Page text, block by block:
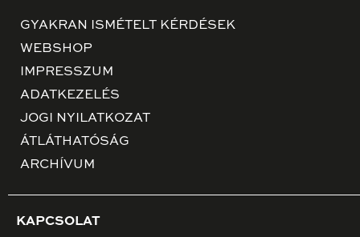
GYAKRAN ISMÉTELT KÉRDÉSEK
WEBSHOP
IMPRESSZUM
ADATKEZELÉS
JOGI NYILATKOZAT
ÁTLÁTHATÓSÁG
ARCHÍVUM
KAPCSOLAT